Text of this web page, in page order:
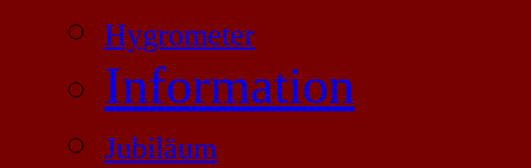
Hygrometer
Information
Jubiläum